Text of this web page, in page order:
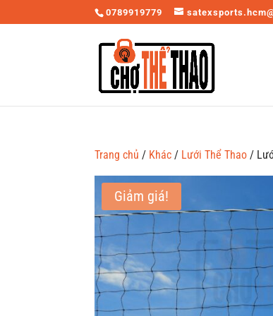
0789919779
Trang chủ / Khác / Lưới Thể Thao /
Giảm giá!